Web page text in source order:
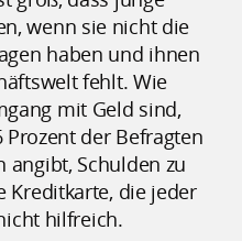
wenn sie nicht die
haben und ihnen
fehlt. Wie
mit Geld sind,
Prozent der Befragten
angibt, Schulden zu
Kreditkarte, die jeder
hilfreich.